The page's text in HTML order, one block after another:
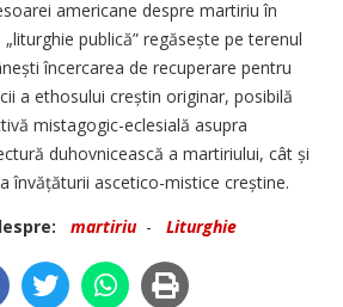
americane despre martiriu în
publică” regăsește pe terenul
încercarea de recuperare pentru
a ethosului creștin originar, posibilă
mistagogic-eclesială asupra
duhovnicească a martiriului, cât și
învățăturii ascetico-mistice creștine.
martiriu- Liturghie